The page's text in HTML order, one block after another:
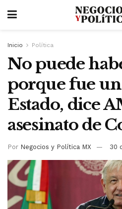
Inicio Política
No puede
porque fue
Estado, dice
asesinato de
Por Negocios y Política MX 30